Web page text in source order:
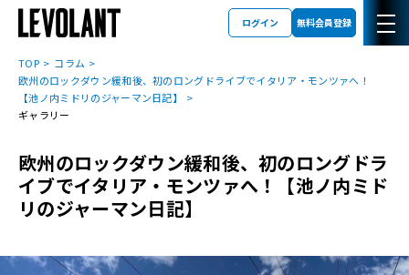
ログイン 無料会員登録
TOP
コラム
欧州のロックダウン緩和後、初のロングドライブでイタリア・モンツァへ！
【池ノ内ミドリのジャーマン日記】
ギャラリー
欧州のロックダウン緩和後、初のロングドラ
イブでイタリア・モンツァへ！【池ノ内ミド
リのジャーマン日記】